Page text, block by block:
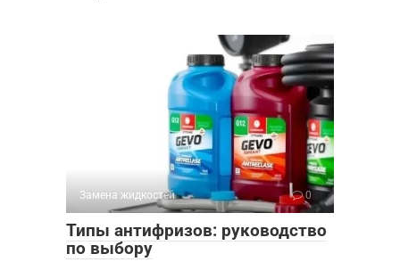
Замена жидкостей 0
Типы антифризов: руководство
по выбору